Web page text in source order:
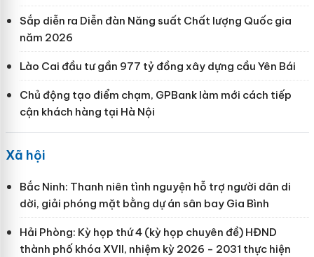
Sắp diễn ra Diễn đàn Năng suất Chất lượng Quốc gia
năm 2026
Lào Cai đầu tư gần 977 tỷ đồng xây dựng cầu Yên Bái
Chủ động tạo điểm chạm, GPBank làm mới cách tiếp
cận khách hàng tại Hà Nội
Xã hội
Bắc Ninh: Thanh niên tình nguyện hỗ trợ người dân di
dời, giải phóng mặt bằng dự án sân bay Gia Bình
Hải Phòng: Kỳ họp thứ 4 (kỳ họp chuyên đề) HĐND
thành phố khóa XVII, nhiệm kỳ 2026 - 2031 thực hiện